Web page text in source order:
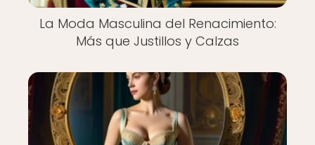
La Moda Masculina del Renacimiento:
Más que Justillos y Calzas